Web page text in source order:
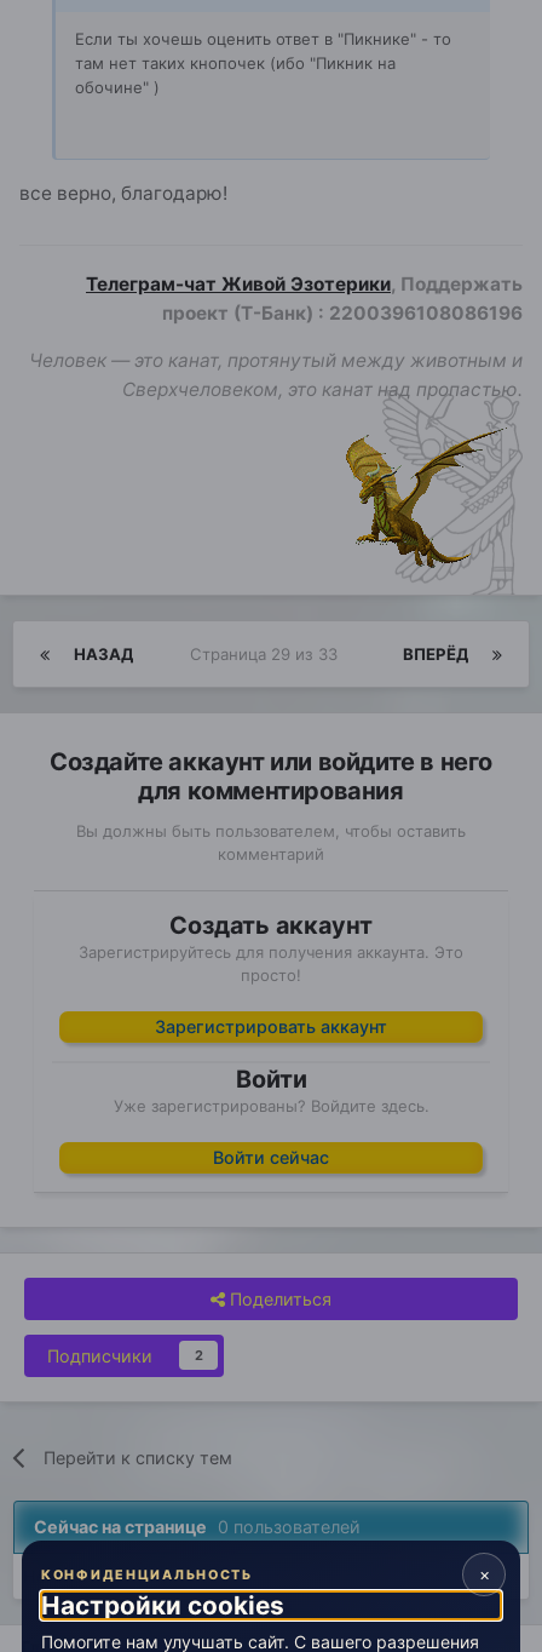
Если ты хочешь оценить ответ в "Пикнике" - то
там нет таких кнопочек (ибо "Пикник на
обочине" )
все верно, благодарю!
Телеграм-чат Живой Эзотерики, Поддержать
проект (Т-Банк) : 2200396108086196
Человек — это канат, протянутый между животным и
Сверхчеловеком, это канат над пропастью.
НАЗАД ВПЕРЁД
Страница 29 из 33
Создайте аккаунт или войдите в него
для комментирования
Вы должны быть пользователем, чтобы оставить
комментарий
Создать аккаунт
Зарегистрируйтесь для получения аккаунта. Это
просто!
Зарегистрировать аккаунт
Войти
Уже зарегистрированы? Войдите здесь.
Войти сейчас
Поделиться
Подписчики 2
Перейти к списку тем
Сейчас на странице 0 пользователей
Нет пользователей, просматривающих эту страницу.
Главная Лаборатория Технический раздел
×
КОНФИДЕНЦИАЛЬНОСТЬ
Настройки cookies
Помогите нам улучшать сайт. С вашего разрешения